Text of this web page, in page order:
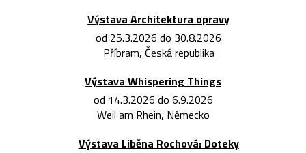
Výstava Architektura opravy
od 25.3.2026 do 30.8.2026
Příbram, Česká republika
Výstava Whispering Things
od 14.3.2026 do 6.9.2026
Weil am Rhein, Německo
Výstava Liběna Rochová: Doteky